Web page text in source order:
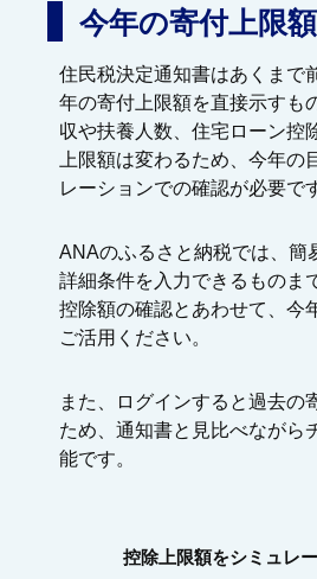
今年の寄付上限
住民税決定通知書はあくまで
年の寄付上限額を直接示すも
収や扶養人数、住宅ローン控
上限額は変わるため、今年の
レーションでの確認が必要で
ANAのふるさと納税では、簡
詳細条件を入力できるものま
控除額の確認とあわせて、今
ご活用ください。
また、ログインすると過去の
ため、通知書と見比べながら
能です。
控除上限額をシミュレ